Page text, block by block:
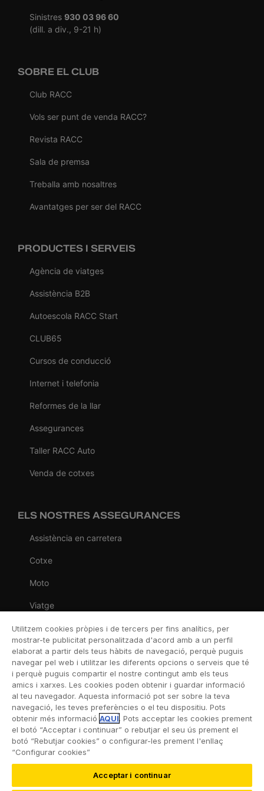
Sinistres 930 03 96 60
(dill. a div., 9-21 h)
SOBRE EL CLUB
Club RACC
Vols ser punt de venda RACC?
Revista RACC
Sala de premsa
Treballa amb nosaltres
Avantatges per ser del RACC
PRODUCTES I SERVEIS
Agència de viatges
Assistència B2B
Autoescola RACC Start
CLUB65
Cursos de conducció
Internet i telefonia
Reformes de la llar
Assegurances
Taller RACC Auto
Venda de cotxes
ELS NOSTRES ASSEGURANCES
Assistència en carretera
Cotxe
Moto
Viatge
Llar
Vida
Decessos
Dental
Esportiva
Esquí
Utilitzem cookies pròpies i de tercers per fins analítics, per
mostrar-te publicitat personalitzada d'acord amb a un perfil
elaborat a partir dels teus hàbits de navegació, perquè puguis
navegar pel web i utilitzar les diferents opcions o serveis que té
i perquè puguis compartir el nostre contingut amb els teus
amics i xarxes. Les cookies poden obtenir i guardar informació
al teu navegador. Aquesta informació pot ser sobre la teva
navegació, les teves preferències o el teu dispositiu. Pots
obtenir més informació AQUÍ. Pots acceptar les cookies prement
el botó “Acceptar i continuar” o rebutjar el seu ús prement el
botó “Rebutjar cookies” o configurar-les prement l'enllaç
“Configurar cookies”
Acceptar i continuar